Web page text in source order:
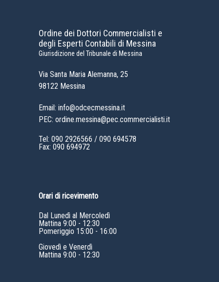
Ordine dei Dottori Commercialisti e
degli Esperti Contabili di Messina
Giurisdizione del Tribunale di Messina
Via Santa Maria Alemanna, 25
98122 Messina
Email: info@odcecmessina.it
PEC: ordine.messina@pec.commercialisti.it
Tel: 090 2926566 / 090 694578
Fax: 090 694972
Orari di ricevimento
Dal Lunedì al Mercoledì
Mattina 9:00 - 12:30
Pomeriggio 15:00 - 16:00
Giovedì e Venerdì
Mattina 9:00 - 12:30